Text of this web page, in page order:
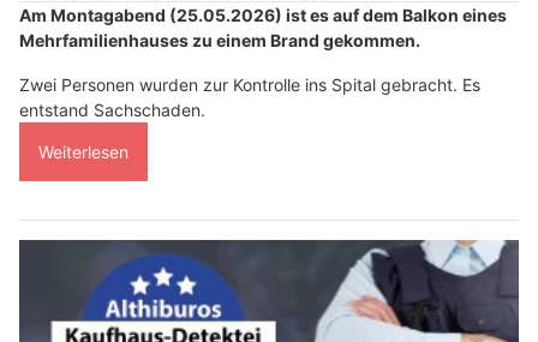
Am Montagabend (25.05.2026) ist es auf dem Balkon eines
Mehrfamilienhauses zu einem Brand gekommen.
Zwei Personen wurden zur Kontrolle ins Spital gebracht. Es
entstand Sachschaden.
Weiterlesen